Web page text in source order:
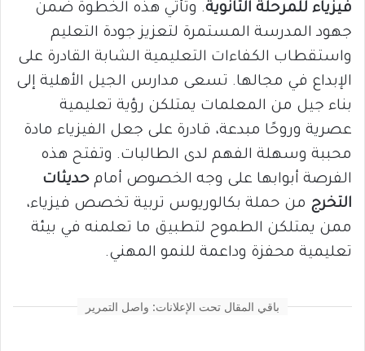
فيزياء للمرحلة الثانوية. وتأتي هذه الخطوة ضمن
جهود المدرسة المستمرة لتعزيز جودة التعليم
واستقطاب الكفاءات التعليمية الشابة القادرة على
الإبداع في مجالها. تسعى مدارس الجيل الأهلية إلى
بناء جيل من المعلمات يمتلكن رؤية تعليمية
عصرية وروحًا مبدعة، قادرة على جعل الفيزياء مادة
محببة وسهلة الفهم لدى الطالبات. وتفتح هذه
الفرصة أبوابها على وجه الخصوص أمام حديثات
التخرج من حملة بكالوريوس تربية تخصص فيزياء،
ممن يمتلكن الطموح لتطبيق ما تعلمنه في بيئة
تعليمية محفزة وداعمة للنمو المهني.
باقي المقال تحت الإعلانات: واصل التمرير